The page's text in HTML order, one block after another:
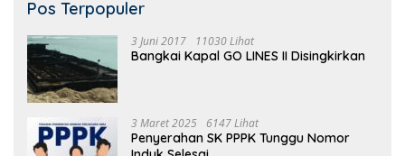
Pos Terpopuler
3 Juni 2017 11030 Lihat
Bangkai Kapal GO LINES II Disingkirkan
3 Maret 2025 6147 Lihat
Penyerahan SK PPPK Tunggu Nomor